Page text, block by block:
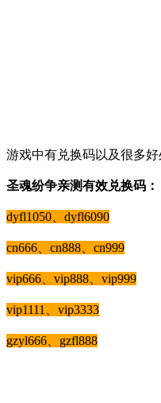
游戏中有兑换码以及很多
圣魂纷争亲测有效兑换码：
dyfl1050、dyfl6090
cn666、cn888、cn999
vip666、vip888、vip999
vip1111、vip3333
gzyl666、gzfl888